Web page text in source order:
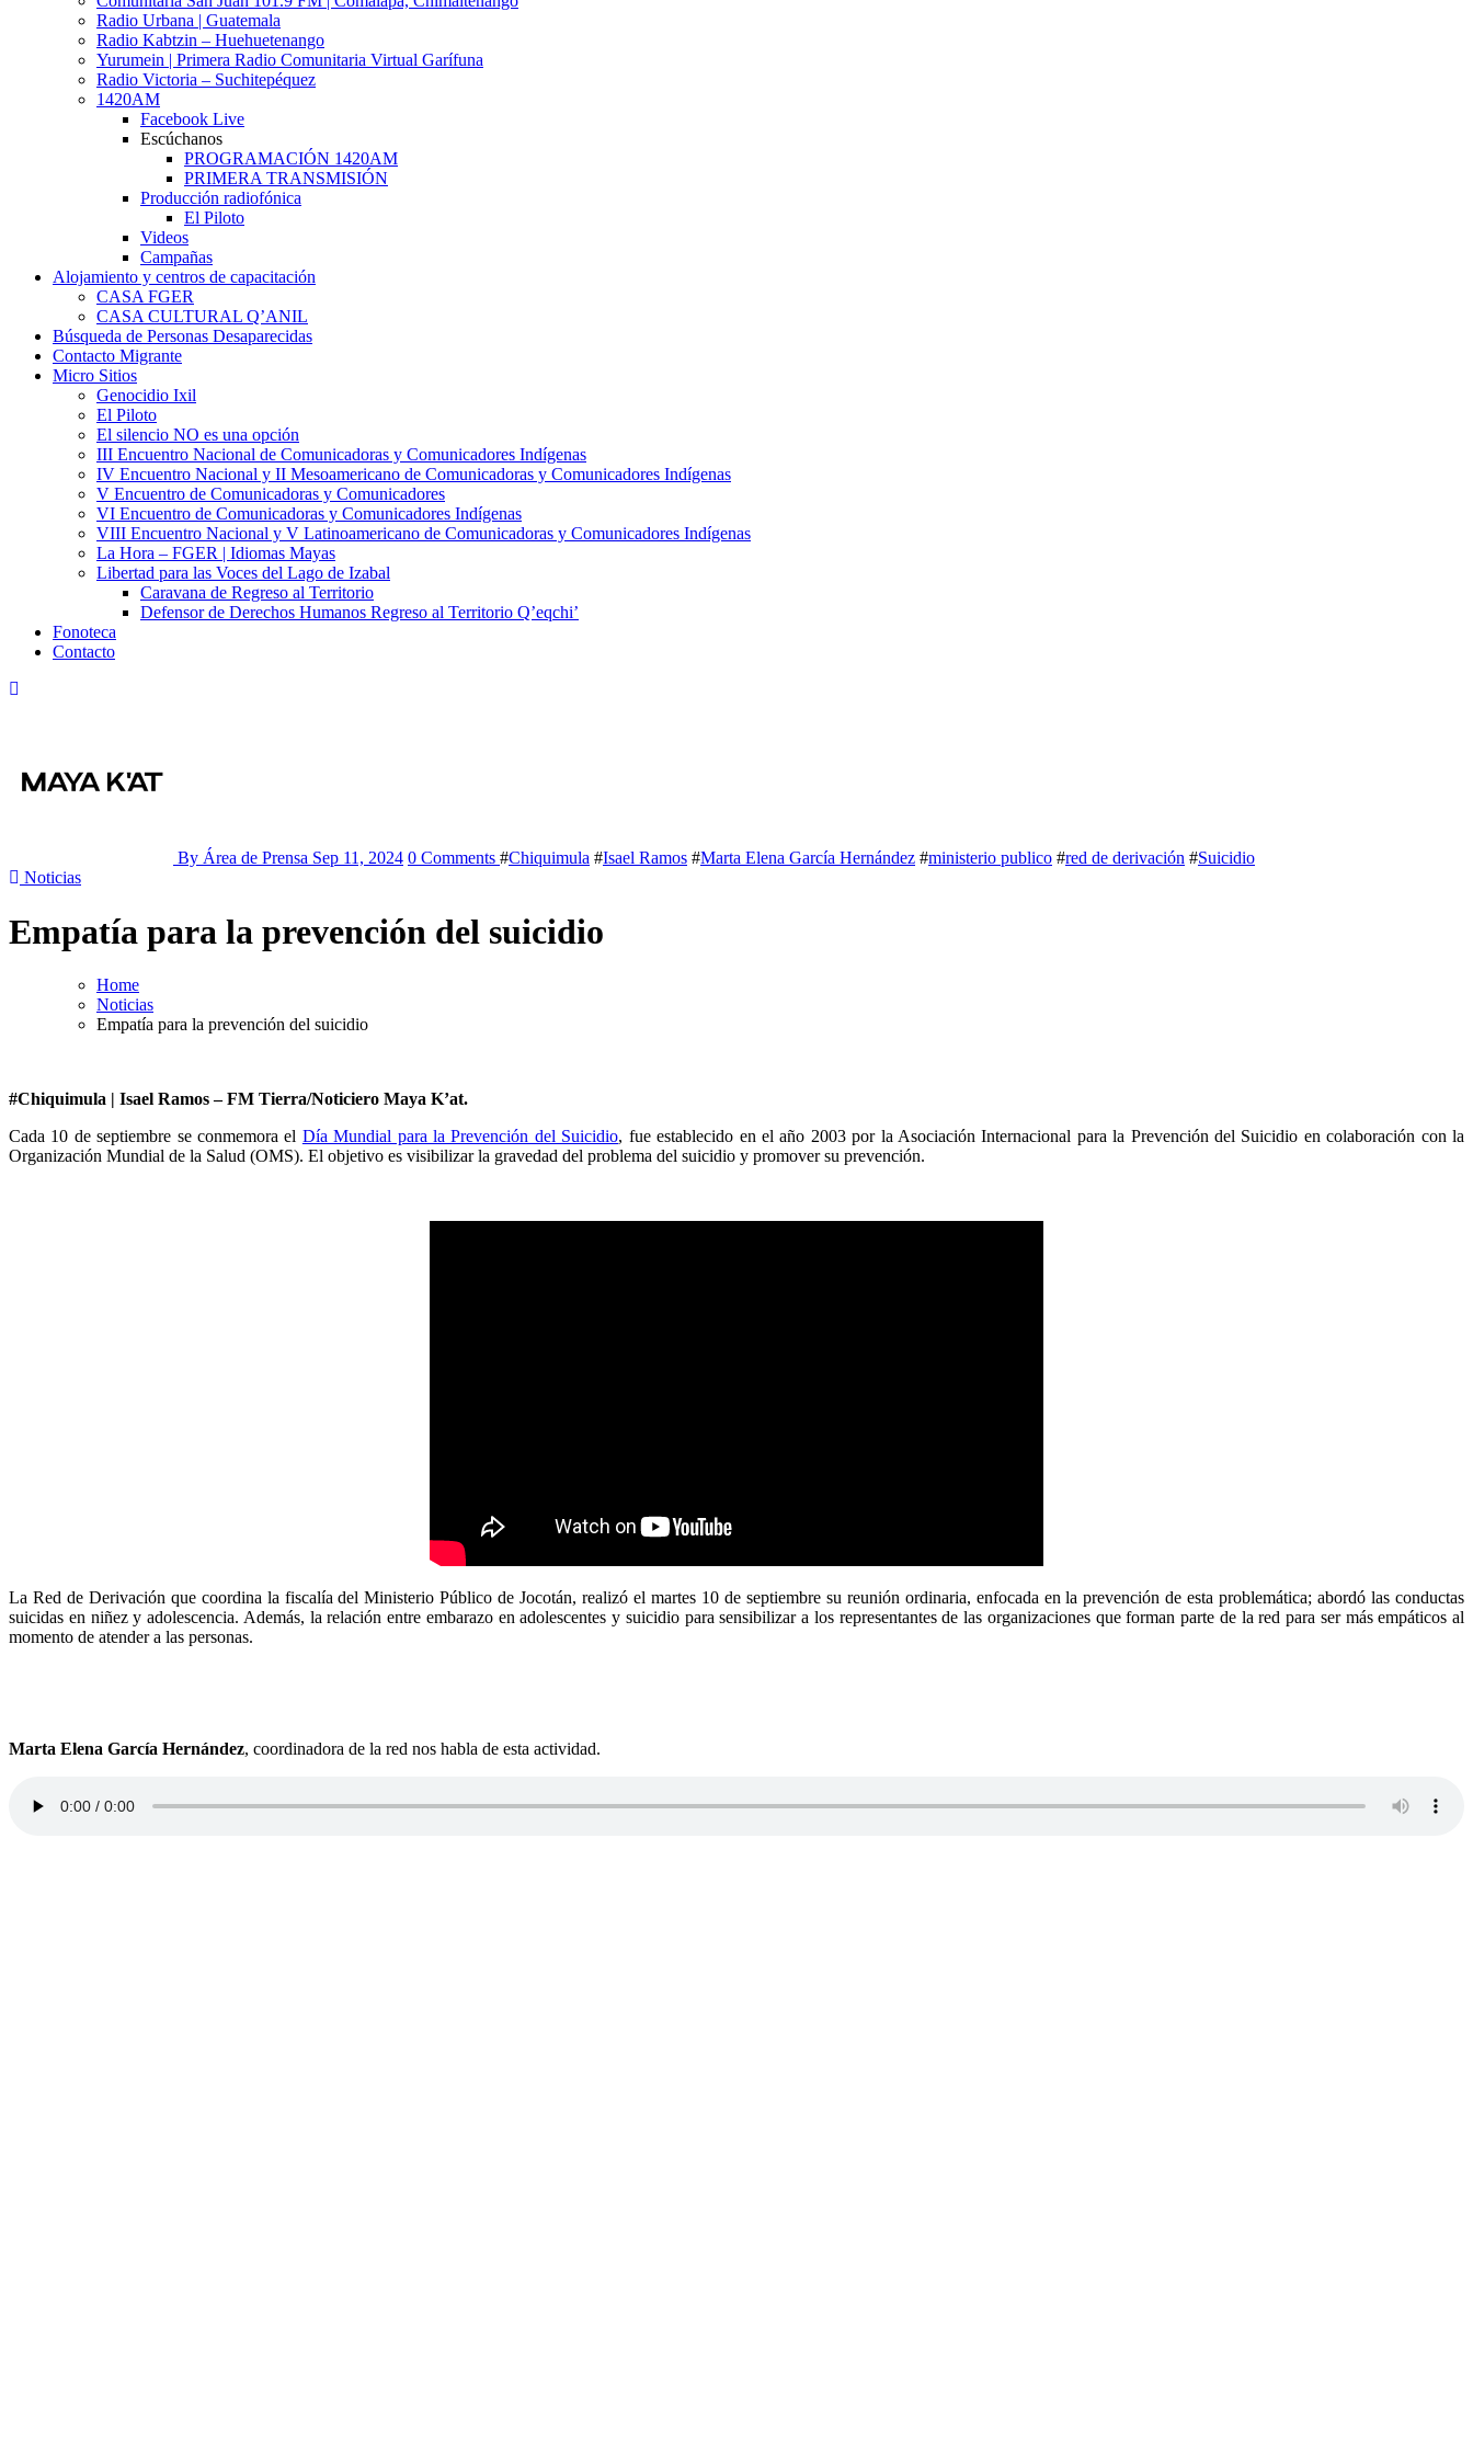
Radio Urbana | Guatemala
Radio Kabtzin – Huehuetenango
Yurumein | Primera Radio Comunitaria Virtual Garífuna
Radio Victoria – Suchitepéquez
1420AM
Facebook Live
Escúchanos
PROGRAMACIÓN 1420AM
PRIMERA TRANSMISIÓN
Producción radiofónica
El Piloto
Videos
Campañas
Alojamiento y centros de capacitación
CASA FGER
CASA CULTURAL Q’ANIL
Búsqueda de Personas Desaparecidas
Contacto Migrante
Micro Sitios
Genocidio Ixil
El Piloto
El silencio NO es una opción
III Encuentro Nacional de Comunicadoras y Comunicadores Indígenas
IV Encuentro Nacional y II Mesoamericano de Comunicadoras y Comunicadores Indígenas
V Encuentro de Comunicadoras y Comunicadores
VI Encuentro de Comunicadoras y Comunicadores Indígenas
VIII Encuentro Nacional y V Latinoamericano de Comunicadoras y Comunicadores Indígenas
La Hora – FGER | Idiomas Mayas
Libertad para las Voces del Lago de Izabal
Caravana de Regreso al Territorio
Defensor de Derechos Humanos Regreso al Territorio Q’eqchi’
Fonoteca
Contacto
By Área de Prensa Sep 11, 2024 0 Comments #Chiquimula #Isael Ramos #Marta Elena García Hernández #ministerio publico #red de derivación #Suicidio
Noticias
Empatía para la prevención del suicidio
Home
Noticias
Empatía para la prevención del suicidio
#Chiquimula | Isael Ramos – FM Tierra/Noticiero Maya K’at.
Cada 10 de septiembre se conmemora el Día Mundial para la Prevención del Suicidio, fue establecido en el año 2003 por la Asociación Internacional para la Prevención del Suicidio en colaboración con la
Organización Mundial de la Salud (OMS). El objetivo es visibilizar la gravedad del problema del suicidio y promover su prevención.
La Red de Derivación que coordina la fiscalía del Ministerio Público de Jocotán, realizó el martes 10 de septiembre su reunión ordinaria, enfocada en la prevención de esta problemática; abordó las conductas
suicidas en niñez y adolescencia. Además, la relación entre embarazo en adolescentes y suicidio para sensibilizar a los representantes de las organizaciones que forman parte de la red para ser más empáticos al
momento de atender a las personas.
Marta Elena García Hernández, coordinadora de la red nos habla de esta actividad.